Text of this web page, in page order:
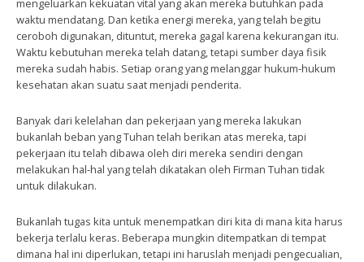
mengeluarkan kekuatan vital yang akan mereka butuhkan pada
waktu mendatang. Dan ketika energi mereka, yang telah begitu
ceroboh digunakan, dituntut, mereka gagal karena kekurangan itu.
Waktu kebutuhan mereka telah datang, tetapi sumber daya fisik
mereka sudah habis. Setiap orang yang melanggar hukum-hukum
kesehatan akan suatu saat menjadi penderita.
Banyak dari kelelahan dan pekerjaan yang mereka lakukan
bukanlah beban yang Tuhan telah berikan atas mereka, tapi
pekerjaan itu telah dibawa oleh diri mereka sendiri dengan
melakukan hal-hal yang telah dikatakan oleh Firman Tuhan tidak
untuk dilakukan.
Bukanlah tugas kita untuk menempatkan diri kita di mana kita harus
bekerja terlalu keras. Beberapa mungkin ditempatkan di tempat
dimana hal ini diperlukan, tetapi ini haruslah menjadi pengecualian,